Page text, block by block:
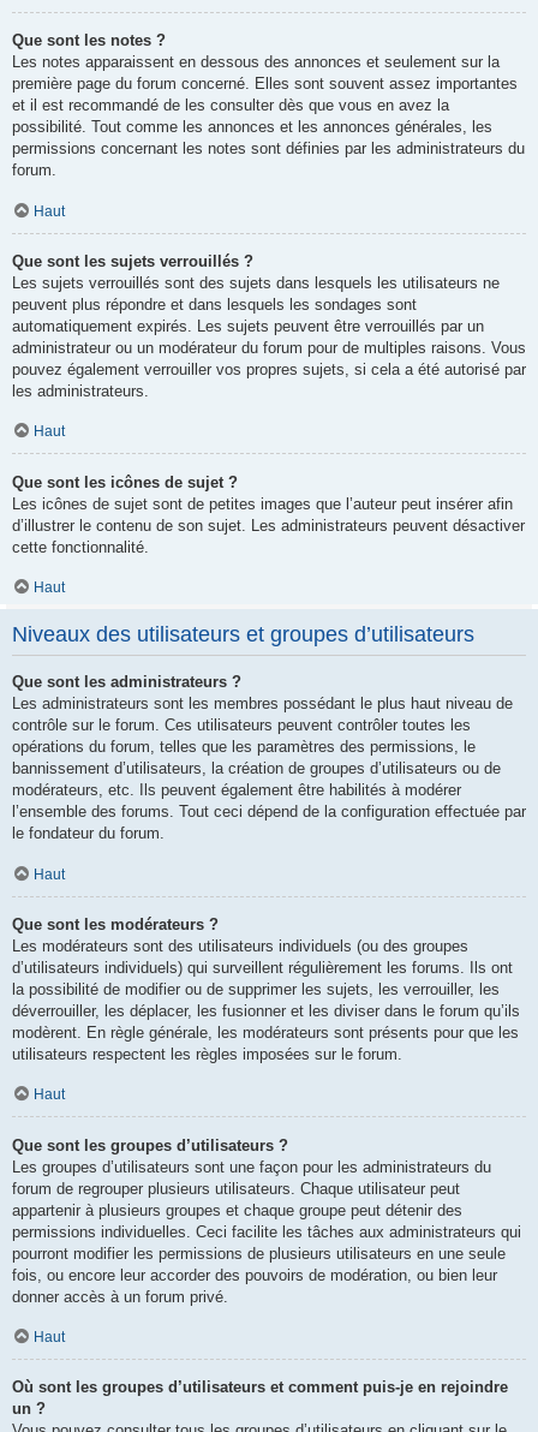
Que sont les notes ?
Les notes apparaissent en dessous des annonces et seulement sur la
première page du forum concerné. Elles sont souvent assez importantes
et il est recommandé de les consulter dès que vous en avez la
possibilité. Tout comme les annonces et les annonces générales, les
permissions concernant les notes sont définies par les administrateurs du
forum.
Haut
Que sont les sujets verrouillés ?
Les sujets verrouillés sont des sujets dans lesquels les utilisateurs ne
peuvent plus répondre et dans lesquels les sondages sont
automatiquement expirés. Les sujets peuvent être verrouillés par un
administrateur ou un modérateur du forum pour de multiples raisons. Vous
pouvez également verrouiller vos propres sujets, si cela a été autorisé par
les administrateurs.
Haut
Que sont les icônes de sujet ?
Les icônes de sujet sont de petites images que l’auteur peut insérer afin
d’illustrer le contenu de son sujet. Les administrateurs peuvent désactiver
cette fonctionnalité.
Haut
Niveaux des utilisateurs et groupes d’utilisateurs
Que sont les administrateurs ?
Les administrateurs sont les membres possédant le plus haut niveau de
contrôle sur le forum. Ces utilisateurs peuvent contrôler toutes les
opérations du forum, telles que les paramètres des permissions, le
bannissement d’utilisateurs, la création de groupes d’utilisateurs ou de
modérateurs, etc. Ils peuvent également être habilités à modérer
l’ensemble des forums. Tout ceci dépend de la configuration effectuée par
le fondateur du forum.
Haut
Que sont les modérateurs ?
Les modérateurs sont des utilisateurs individuels (ou des groupes
d’utilisateurs individuels) qui surveillent régulièrement les forums. Ils ont
la possibilité de modifier ou de supprimer les sujets, les verrouiller, les
déverrouiller, les déplacer, les fusionner et les diviser dans le forum qu’ils
modèrent. En règle générale, les modérateurs sont présents pour que les
utilisateurs respectent les règles imposées sur le forum.
Haut
Que sont les groupes d’utilisateurs ?
Les groupes d’utilisateurs sont une façon pour les administrateurs du
forum de regrouper plusieurs utilisateurs. Chaque utilisateur peut
appartenir à plusieurs groupes et chaque groupe peut détenir des
permissions individuelles. Ceci facilite les tâches aux administrateurs qui
pourront modifier les permissions de plusieurs utilisateurs en une seule
fois, ou encore leur accorder des pouvoirs de modération, ou bien leur
donner accès à un forum privé.
Haut
Où sont les groupes d’utilisateurs et comment puis-je en rejoindre
un ?